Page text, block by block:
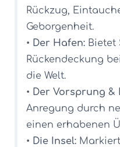
Rückzug,
Geborgenheit.
• Der Hafen: Bietet
Rückendeckung
die Welt.
• Der Vorsprung &
Anregung durch
einen erhabenen
• Die Insel: